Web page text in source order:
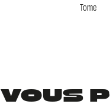
Tome
VOUS